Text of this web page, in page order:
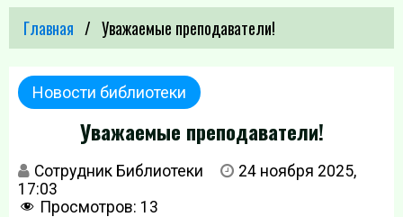
Главная Уважаемые преподаватели!
Новости библиотеки
Уважаемые преподаватели!
Сотрудник Библиотеки
24 ноября 2025,
17:03
Просмотров: 13